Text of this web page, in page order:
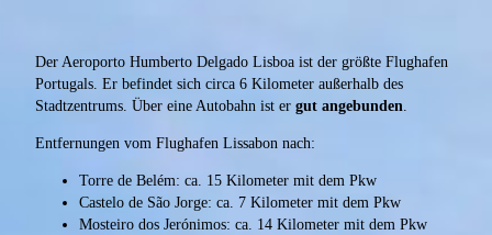
Der Aeroporto Humberto Delgado Lisboa ist der größte Flughafen
Portugals. Er befindet sich circa 6 Kilometer außerhalb des
Stadtzentrums. Über eine Autobahn ist er gut angebunden.
Entfernungen vom Flughafen Lissabon nach:
Torre de Belém: ca. 15 Kilometer mit dem Pkw
Castelo de São Jorge: ca. 7 Kilometer mit dem Pkw
Mosteiro dos Jerónimos: ca. 14 Kilometer mit dem Pkw